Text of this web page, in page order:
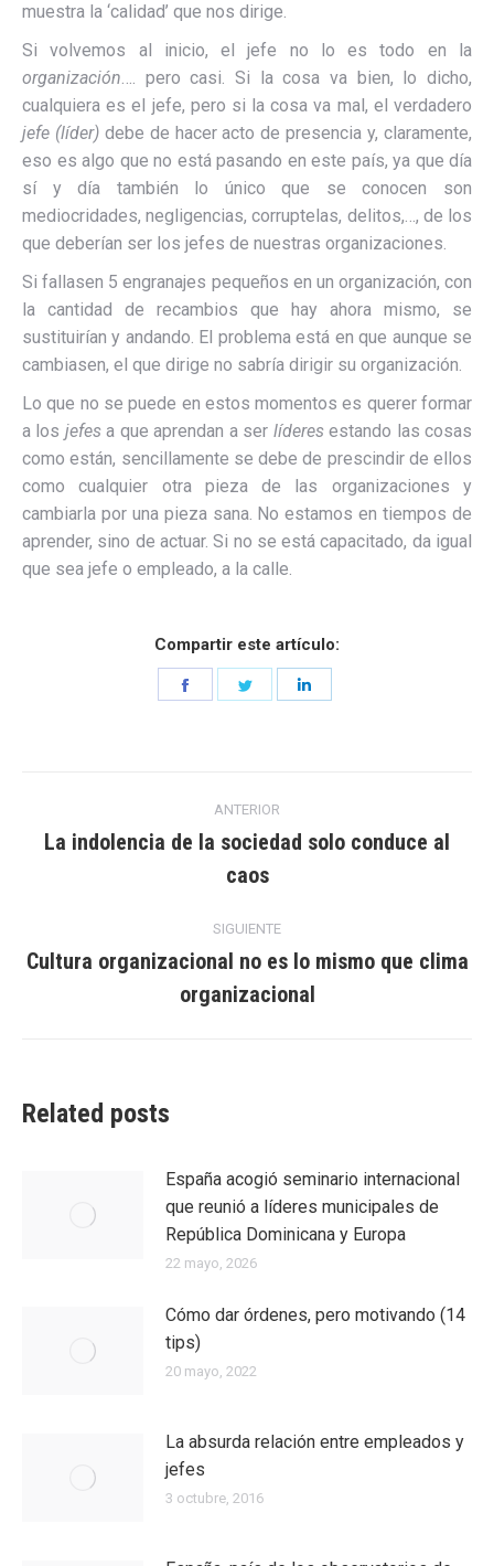
muestra la ‘calidad’ que nos dirige.
Si volvemos al inicio, el jefe no lo es todo en la
organización…. pero casi. Si la cosa va bien, lo dicho,
cualquiera es el jefe, pero si la cosa va mal, el verdadero
jefe (líder)debe de hacer acto de presencia y, claramente,
eso es algo que no está pasando en este país, ya que día
sí y día también lo único que se conocen son
mediocridades, negligencias, corruptelas, delitos,…, de los
que deberían ser los jefes de nuestras organizaciones.
Si fallasen 5 engranajes pequeños en un organización, con
la cantidad de recambios que hay ahora mismo, se
sustituirían y andando. El problema está en que aunque se
cambiasen, el que dirige no sabría dirigir su organización.
Lo que no se puede en estos momentos es querer formar
a los jefesa que aprendan a ser líderesestando las cosas
como están, sencillamente se debe de prescindir de ellos
como cualquier otra pieza de las organizaciones y
cambiarla por una pieza sana. No estamos en tiempos de
aprender, sino de actuar. Si no se está capacitado, da igual
que sea jefe o empleado, a la calle.
Compartir este artículo:
Share
entre
ANTERIOR
anterior:
La indolencia de la sociedad solo conduce al
caos
SIGUIENTE
siguiente:
Cultura organizacional no es lo mismo que clima
organizacional
Related posts
España acogió seminario internacional
que reunió a líderes municipales de
República Dominicana y Europa
22 mayo, 2026
Cómo dar órdenes, pero motivando (14
tips)
20 mayo, 2022
La absurda relación entre empleados y
jefes
3 octubre, 2016